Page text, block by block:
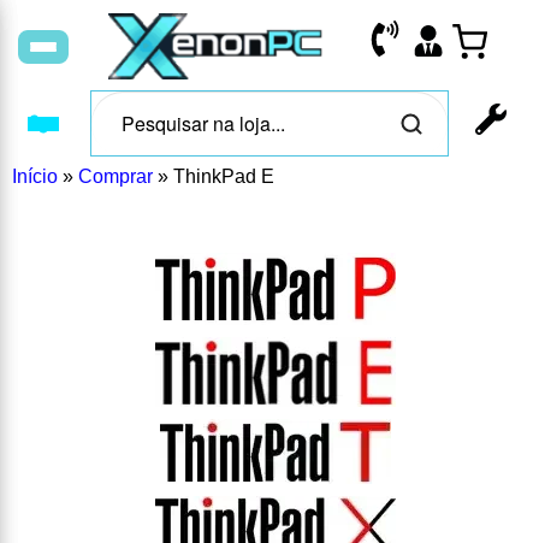
Início » Comprar » ThinkPad E